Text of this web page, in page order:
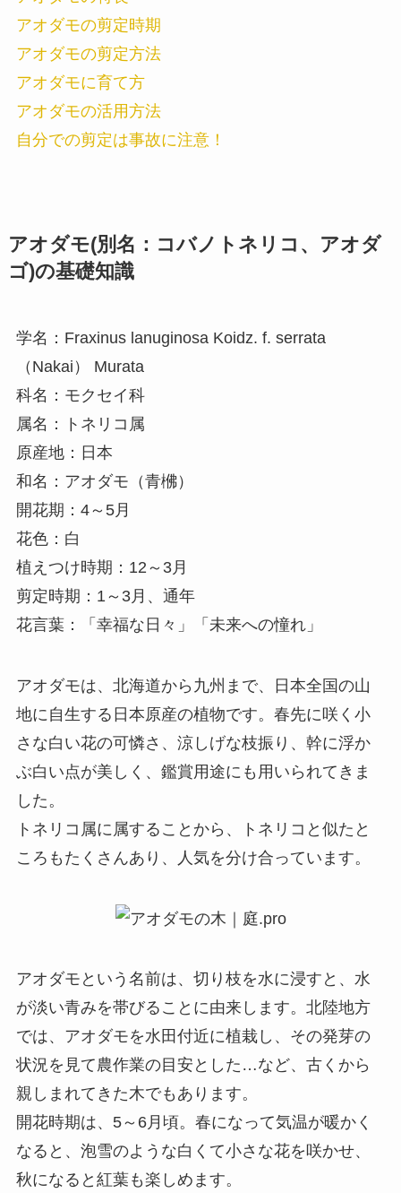
アオダモの剪定時期
アオダモの剪定方法
アオダモに育て方
アオダモの活用方法
自分での剪定は事故に注意！
アオダモ(別名：コバノトネリコ、アオダ
ゴ)の基礎知識
学名：Fraxinus lanuginosa Koidz. f. serrata
（Nakai） Murata
科名：モクセイ科
属名：トネリコ属
原産地：日本
和名：アオダモ（青梻）
開花期：4～5月
花色：白
植えつけ時期：12～3月
剪定時期：1～3月、通年
花言葉：「幸福な日々」「未来への憧れ」
アオダモは、北海道から九州まで、日本全国の山
地に自生する日本原産の植物です。春先に咲く小
さな白い花の可憐さ、涼しげな枝振り、幹に浮か
ぶ白い点が美しく、鑑賞用途にも用いられてきま
した。
トネリコ属に属することから、トネリコと似たと
ころもたくさんあり、人気を分け合っています。
アオダモという名前は、切り枝を水に浸すと、水
が淡い青みを帯びることに由来します。北陸地方
では、アオダモを水田付近に植栽し、その発芽の
状況を見て農作業の目安とした…など、古くから
親しまれてきた木でもあります。
開花時期は、5～6月頃。春になって気温が暖かく
なると、泡雪のような白くて小さな花を咲かせ、
秋になると紅葉も楽しめます。